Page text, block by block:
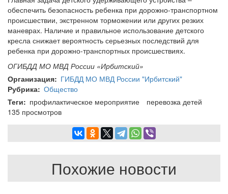
обеспечить безопасность ребенка при дорожно-транспортном
происшествии, экстренном торможении или других резких
маневрах. Наличие и правильное использование детского
кресла снижает вероятность серьезных последствий для
ребенка при дорожно-транспортных происшествиях.
ОГИБДД МО МВД России «Ирбитский»
Организация
ГИБДД МО МВД России "Ирбитский"
Рубрика Общество
Теги
профилактическое мероприятие
перевозка детей
135 просмотров
Похожие новости